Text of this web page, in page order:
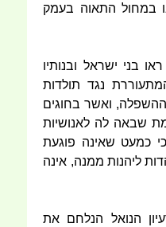
במחול התאוה בעמק
בני ישראל ובנותיו
נגד תולדות
ואשר בחוגים
שבאה לה לאנושיות
כמעט שאינה פוגעת
ליהנות ממנה, אינה
הנואל הנלחם את